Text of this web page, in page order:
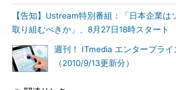
【告知】Ustream特別番組：「日本企業は
取り組むべきか」、8月27日18時スタート
週刊！ ITmedia エンタープライ
（2010/9/13更新分）